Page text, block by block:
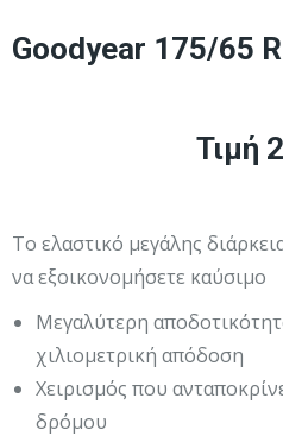
Goodyear 175/65
Τιμή
Το ελαστικό μεγάλης
να εξοικονομήσετε καύσιμο
Μεγαλύτερη
χιλιομετρική απόδοση
Χειρισμός που
δρόμου